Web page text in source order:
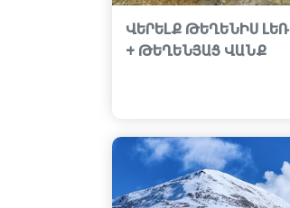
ՎԵՐԵԼՔ ԹԵՂԵՆԻՍ ԼԵՌ
+ ԹԵՂԵՆՅԱՑ ՎԱՆՔ